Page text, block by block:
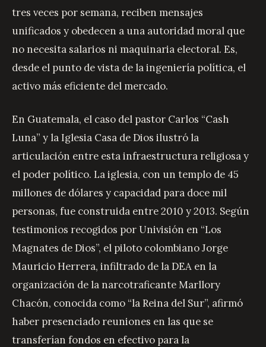
tres veces por semana, reciben mensajes
unificados y obedecen a una autoridad moral que
no necesita salarios ni maquinaria electoral. Es,
desde el punto de vista de la ingeniería política, el
activo más eficiente del mercado.
En Guatemala, el caso del pastor Carlos “Cash
Luna” y la Iglesia Casa de Dios ilustró la
articulación entre esta infraestructura religiosa y
el poder político. La iglesia, con un templo de 45
millones de dólares y capacidad para doce mil
personas, fue construida entre 2010 y 2013. Según
testimonios recogidos por Univisión en “Los
Magnates de Dios”, el piloto colombiano Jorge
Mauricio Herrera, infiltrado de la DEA en la
organización de la narcotraficante Marllory
Chacón, conocida como “la Reina del Sur”, afirmó
haber presenciado reuniones en las que se
transferían fondos en efectivo para la